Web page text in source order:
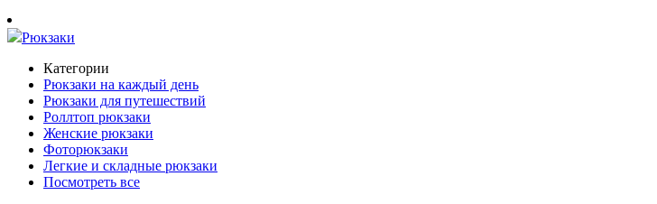
Рюкзаки
Категории
Рюкзаки на каждый день
Рюкзаки для путешествий
Роллтоп рюкзаки
Женские рюкзаки
Фоторюкзаки
Легкие и складные рюкзаки
Посмотреть все